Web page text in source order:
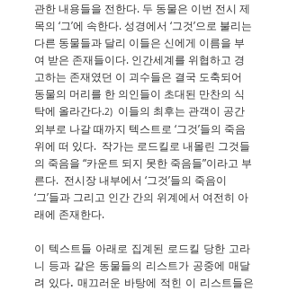
관한 내용들을 전한다. 두 동물은 이번 전시 제
목의 ‘그’에 속한다. 성경에서 ‘그것’으로 불리는
다른 동물들과 달리 이들은 신에게 이름을 부
여 받은 존재들이다. 인간세계를 위협하고 경
고하는 존재였던 이 괴수들은 결국 도축되어
동물의 머리를 한 의인들이 초대된 만찬의 식
탁에 올라간다.2) 이들의 최후는 관객이 공간
외부로 나갈 때까지 텍스트로 ‘그것’들의 죽음
위에 떠 있다. 작가는 로드킬로 내몰린 그것들
의 죽음을 “카운트 되지 못한 죽음들”이라고 부
른다. 전시장 내부에서 ‘그것’들의 죽음이
‘그’들과 그리고 인간 간의 위계에서 여전히 아
래에 존재한다.
이 텍스트들 아래로 집계된 로드킬 당한 고라
니 등과 같은 동물들의 리스트가 공중에 매달
려 있다. 매끄러운 바탕에 적힌 이 리스트들은